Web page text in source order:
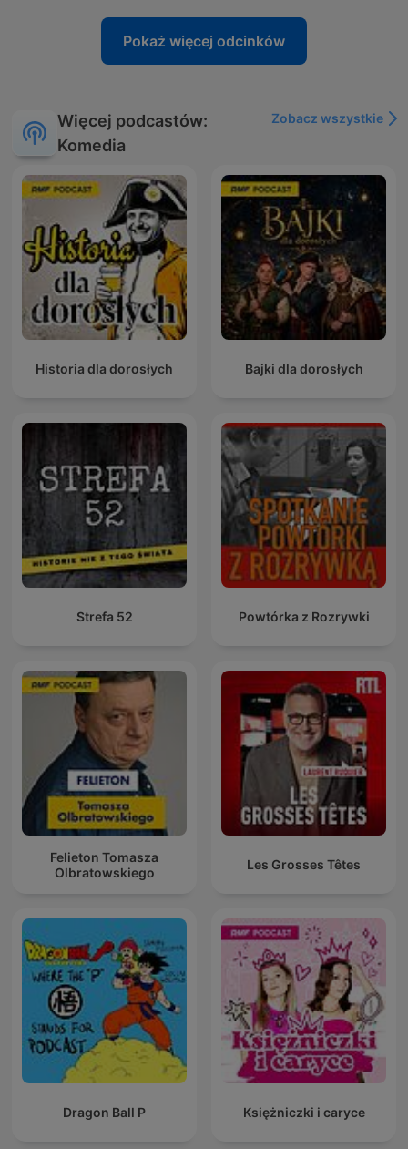
Pokaż więcej odcinków
Więcej podcastów:
Komedia
Zobacz wszystkie
Historia dla dorosłych Bajki dla dorosłych
Strefa 52 Powtórka z Rozrywki
Felieton Tomasza
Olbratowskiego
Les Grosses Têtes
Dragon Ball P Księżniczki i caryce